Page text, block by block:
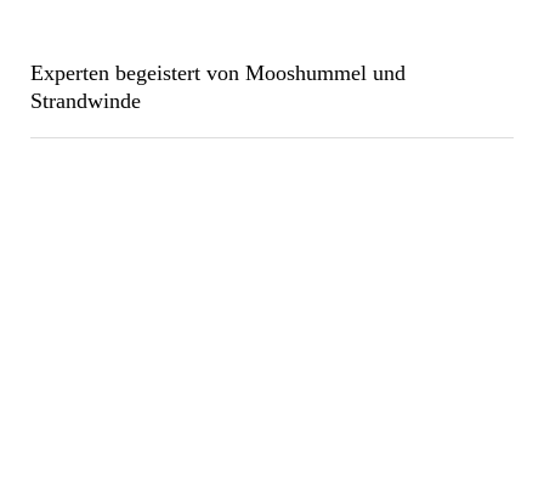
Experten begeistert von Mooshummel und
Strandwinde